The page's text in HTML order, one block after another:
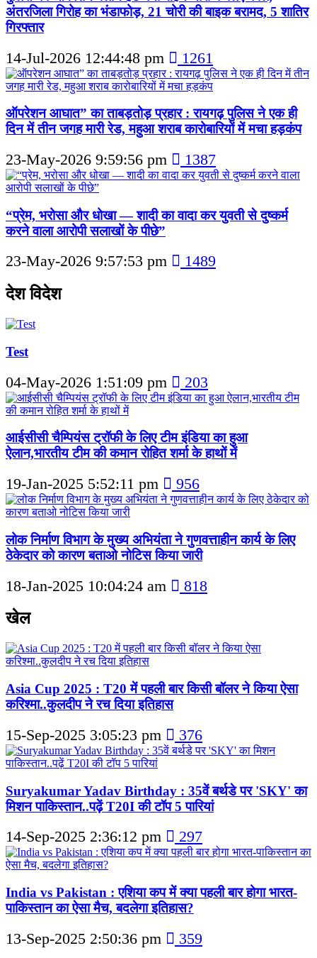
अंतरजिला गिरोह का भंडाफोड़, 21 चोरी की बाइक बरामद, 5 शातिर
गिरफ्तार
14-Jul-2026 12:44:48 pm 1261
ऑपरेशन आघात” का ताबड़तोड़ प्रहार : रायगढ़ पुलिस ने एक ही
दिन में तीन जगह मारी रेड, महुआ शराब कारोबारियों में मचा हड़कंप
23-May-2026 9:59:56 pm 1387
“प्रेम, भरोसा और धोखा — शादी का वादा कर युवती से दुष्कर्म
करने वाला आरोपी सलाखों के पीछे”
23-May-2026 9:57:53 pm 1489
देश विदेश
Test
04-May-2026 1:51:09 pm 203
आईसीसी चैम्पियंस ट्रॉफी के लिए टीम इंडिया का हुआ
ऐलान,भारतीय टीम की कमान रोहित शर्मा के हाथों में
19-Jan-2025 5:52:11 pm 956
लोक निर्माण विभाग के मुख्य अभियंता ने गुणवत्ताहीन कार्य के लिए
ठेकेदार को कारण बताओ नोटिस किया जारी
18-Jan-2025 10:04:24 am 818
खेल
Asia Cup 2025 : T20 में पहली बार किसी बॉलर ने किया ऐसा
करिश्मा..कुलदीप ने रच दिया इतिहास
15-Sep-2025 3:05:23 pm 376
Suryakumar Yadav Birthday : 35वें बर्थडे पर 'SKY' का
मिशन पाकिस्तान..पढ़ें T20I की टॉप 5 पारियां
14-Sep-2025 2:36:12 pm 297
India vs Pakistan : एशिया कप में क्या पहली बार होगा भारत-
पाकिस्तान का ऐसा मैच, बदलेगा इतिहास?
13-Sep-2025 2:50:36 pm 359